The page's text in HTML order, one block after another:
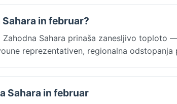
in februar?
Zahodna Sahara prinaša zanesljivo toploto
reprezentativen, regionalna odstopanja
Sahara in februar